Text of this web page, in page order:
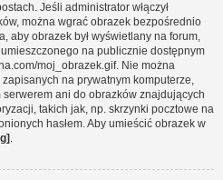
Jeśli administrator włączył
można wgrać obrazek bezpośrednio
aby obrazek był wyświetlany na forum,
na publicznie dostępnym
moj_obrazek.gif. Nie można
na prywatnym komputerze,
ani do obrazków znajdujących
takich jak, np. skrzynki pocztowe na
hasłem. Aby umieścić obrazek w
.